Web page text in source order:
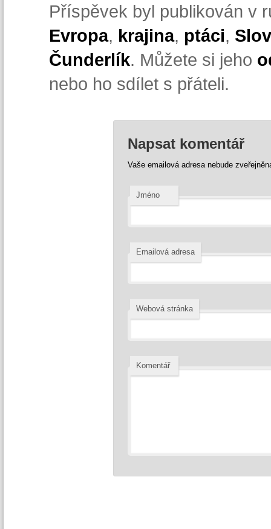
Příspěvek byl publikován v
Evropa, krajina, ptáci,
Čunderlík. Můžete si jeho
nebo ho sdílet s přáteli.
Napsat komentář
Vaše emailová adresa nebude
Jméno
Emailová adresa
Webová stránka
Komentář